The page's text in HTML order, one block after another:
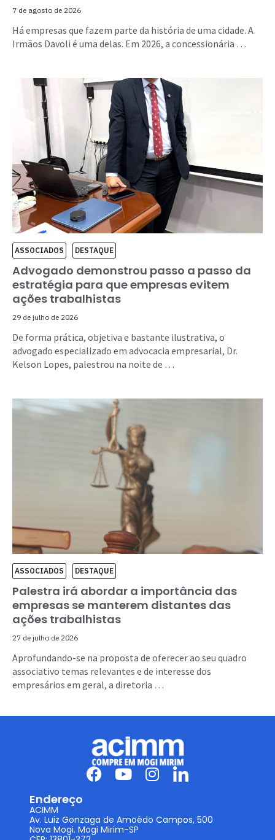
7 de agosto de 2026
Há empresas que fazem parte da história de uma cidade. A
Irmãos Davoli é uma delas. Em 2026, a concessionária …
ASSOCIADOS DESTAQUE
Advogado demonstrou passo a passo da
estratégia para que empresas evitem
ações trabalhistas
29 de julho de 2026
De forma prática, objetiva e bastante ilustrativa, o
advogado especializado em advocacia empresarial, Dr.
Kelson Lopes, palestrou na noite de …
ASSOCIADOS DESTAQUE
Palestra irá abordar a importância das
empresas se manterem distantes das
ações trabalhistas
27 de julho de 2026
Aprofundando-se na proposta de oferecer ao seu quadro
associativo temas relevantes e de interesse dos
empresários em geral, a diretoria …
Endereço
ACIMM
Av. Luiz Gonzaga de Amoêdo Campos, 500
Nova Mogi. Mogi Mirim-SP